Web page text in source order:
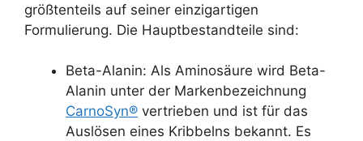
größtenteils auf seiner einzigartigen
Formulierung. Die Hauptbestandteile sind:
Beta-Alanin: Als Aminosäure wird Beta-
Alanin unter der Markenbezeichnung
CarnoSyn® vertrieben und ist für das
Auslösen eines Kribbelns bekannt. Es